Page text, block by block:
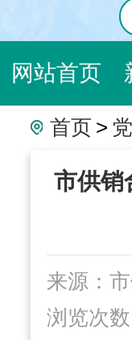
网站首页
“三位一体”
首页 >
市供销
来源：
浏览次